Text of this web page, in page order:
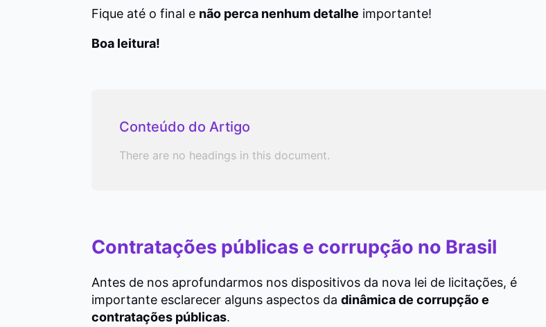
Fique até o final e não perca nenhum detalhe importante!
Boa leitura!
Conteúdo do Artigo
There are no headings in this document.
Contratações públicas e corrupção no Brasil
Antes de nos aprofundarmos nos dispositivos da nova lei de licitações, é
importante esclarecer alguns aspectos da dinâmica de corrupção e
contratações públicas.